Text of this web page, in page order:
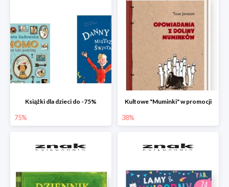
Książki dla dzieci do -75%
75%
Kultowe "Muminki" w promocji
38%